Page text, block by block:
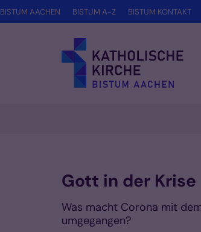
Zum Inhalt springen
BISTUM AACHEN BISTUM A-Z BISTUM KONTAKT
Gott in der Krise
Was macht Corona mit
umgegangen?